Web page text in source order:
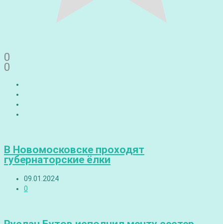
0
0
В Новомосковске проходят
губернаторские ёлки
09.01.2024
0